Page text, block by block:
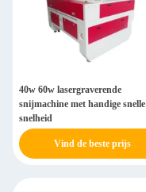
40w 60w lasergraverende
snijmachine met handige snelle
snelheid
Vind de beste prijs